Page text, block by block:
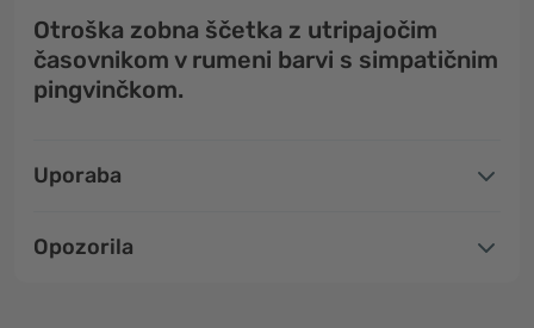
Otroška zobna ščetka z utripajočim
časovnikom v rumeni barvi s simpatičnim
pingvinčkom.
Uporaba
Opozorila